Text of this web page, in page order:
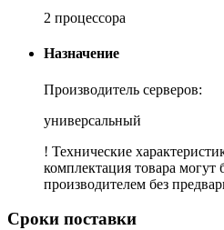
2 процессора
Назначение
Производитель серверов:
универсальный
! Технические
комплектация товара
производителем без
Сроки поставки